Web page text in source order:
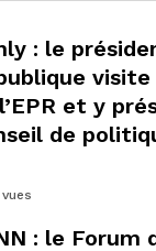
: le
et y
de
: le Forum